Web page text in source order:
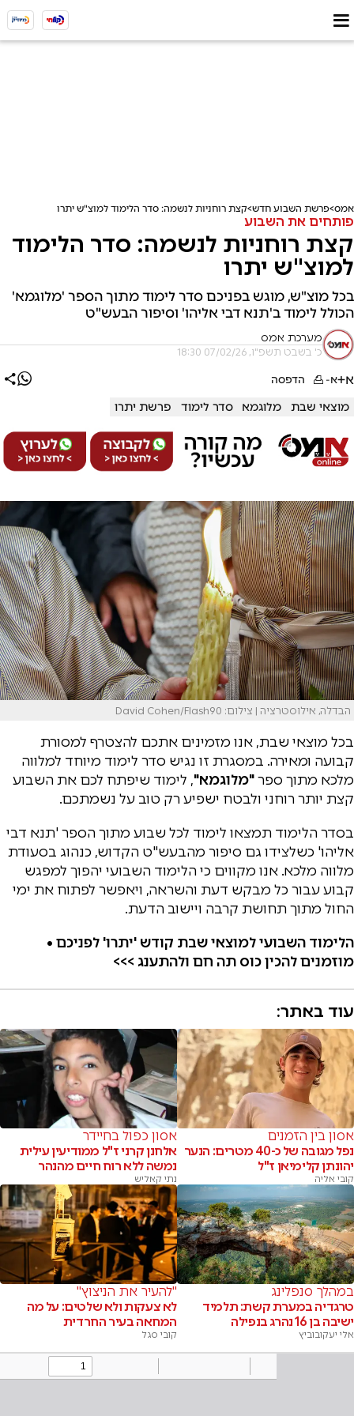
אמס פרשת השבוע חדש קצת רוחניות לנשמה: סדר הלימוד למוצ"ש יתרו
פותחים את השבוע
קצת רוחניות לנשמה: סדר הלימוד
למוצ"ש יתרו
בכל מוצ"ש, מוגש בפניכם סדר לימוד מתוך הספר 'מלוגמא'
הכולל לימוד ב'תנא דבי אליהו' וסיפור הבעש"ט
מערכת אמס
כ' בשבט תשפ"ו, 07/02/26 18:30
א+א- הדפסה
מוצאי שבת מלוגמא סדר לימוד פרשת יתרו
הבדלה, אילוסטרציה | צילום: David Cohen/Flash90
בכל מוצאי שבת, אנו מזמינים אתכם להצטרף למסורת
קבועה ומאירה. במסגרת זו נגיש סדר לימוד מיוחד למלווה
מלכא מתוך ספר"מלוגמא", לימוד שיפתח לכם את השבוע
קצת יותר רוחני ולבטח ישפיע רק טוב על נשמתכם.
בסדר הלימוד תמצאו לימוד לכל שבוע מתוך הספר 'תנא דבי
אליהו' כשלצידו גם סיפור מהבעש"ט הקדוש, כנהוג בסעודת
מלווה מלכא. אנו מקווים כי הלימוד השבועי יהפוך למפגש
קבוע עבור כל מבקש דעת והשראה, ויאפשר לפתוח את ימי
החול מתוך תחושת קרבה ויישוב הדעת.
הלימוד השבועי למוצאי שבת קודש 'יתרו' לפניכם •
מוזמנים להכין כוס תה חם ולהתענג >>>
עוד באתר:
אסון בין הזמנים
נפל מגובה של כ-40 מטרים: הנער
יהונתן קלימיאן ז"ל
קובי אליה
אסון כפול בחיידר
אלחנן קרני ז"ל ממודיעין עילית
נמשה ללא רוח חיים מהנהר
נתי קאליש
במהלך סנפלינג
טרגדיה במערת קשת: תלמיד
ישיבה בן 16 נהרג בנפילה
אלי יעקובוביץ
"להעיר את הניצוץ"
לא צעקות ולא שלטים: על מה
המחאה בעיר החרדית
קובי סגל